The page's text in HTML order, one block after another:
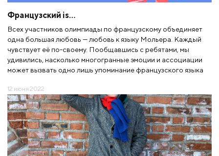
Французский is…
Всех участников олимпиады по французскому объединяет
одна большая любовь — любовь к языку Мольера. Каждый
чувствует её по-своему. Пообщавшись с ребятами, мы
удивились, насколько многогранные эмоции и ассоциации
может вызвать одно лишь упоминание французского языка
12 июня 2022